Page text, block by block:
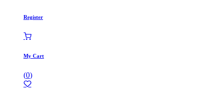
Register
My Cart
(0)